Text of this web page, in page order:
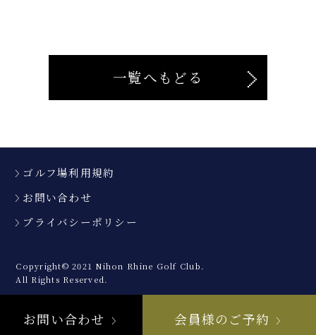
一覧へもどる
ゴルフ場利用規約
お問い合わせ
プライバシーポリシー
Copyright© 2021 Nihon Rhine Golf Club.
All Rights Reserved.
お問い合わせ 会員様のご予約